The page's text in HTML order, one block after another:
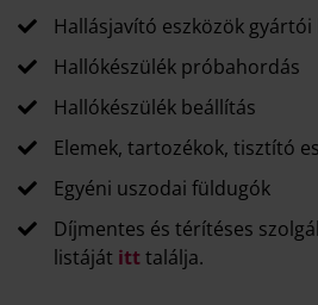
Hallásjavító eszközök
Hallókészülék próbahordás
Hallókészülék beállítás
Elemek, tartozékok, tisztító
Egyéni uszodai füldugók
Díjmentes és térítéses
listáját itttalálja.